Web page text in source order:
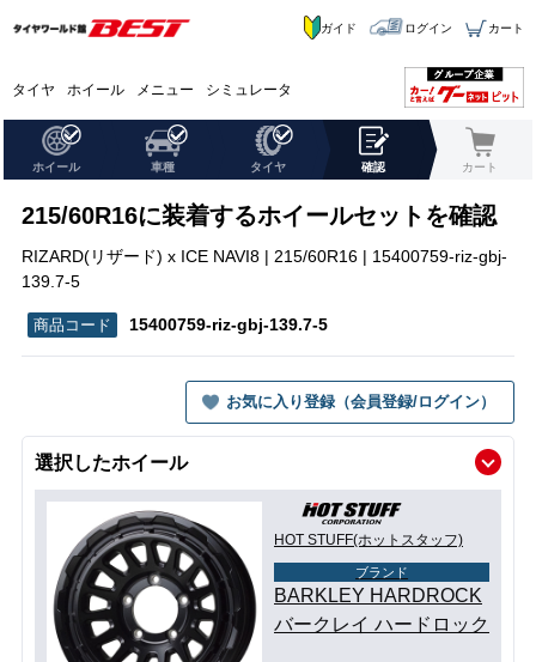
タイヤ ホイール メニュー シミュレータ
ガイド ログイン カート
ホイール 車種 タイヤ 確認 カート
215/60R16に装着するホイールセットを確認
RIZARD(リザード) x ICE NAVI8 | 215/60R16 | 15400759-riz-gbj-
139.7-5
15400759-riz-gbj-139.7-5
お気に入り登録（会員登録/ログイン）
選択したホイール
HOT STUFF(ホットスタッフ)
ブランド
BARKLEY HARDROCK
バークレイ ハードロック